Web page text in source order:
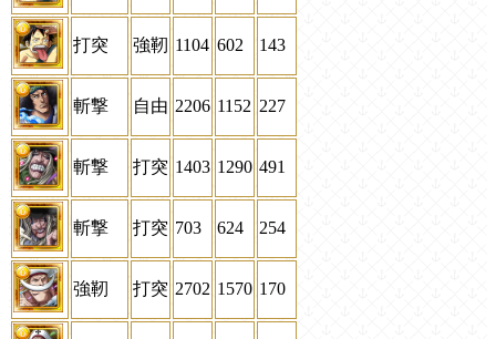
打突 強靭 1104 602 143
斬撃 自由 2206 1152 227
斬撃 打突 1403 1290 491
斬撃 打突 703 624 254
強靭 打突 2702 1570 170